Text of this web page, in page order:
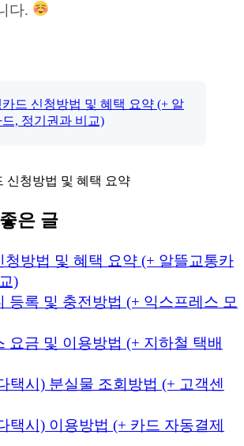
다.
드 신청방법 및 혜택 요약 (+ 알
, 정기권과 비교)
신청방법 및 혜택 요약
은 글
청방법 및 혜택 요약 (+ 알뜰교통카
)
등록 및 충전방법 (+ 익스프레스 모
요금 및 이용방법 (+ 지하철 택배
택시) 분실물 조회방법 (+ 고객센
택시) 이용방법 (+ 카드 자동결제